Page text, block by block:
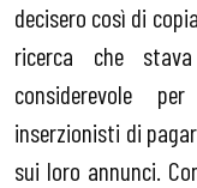
decisero così di
ricerca che
considerevole
inserzionisti di
sui loro annunci.